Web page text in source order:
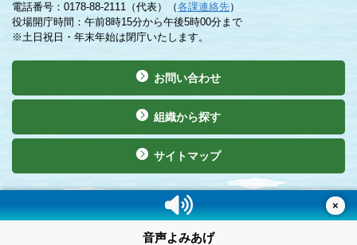
×
音声よみあげ
電話番号：0178-88-2111（代表）（各課連絡先）
役場開庁時間：午前8時15分から午後5時00分まで
※土日祝日・年末年始は閉庁いたします。
お問い合わせ
組織から探す
サイトマップ
©Copyright 2019 Hashikami Town. All rights reserved.